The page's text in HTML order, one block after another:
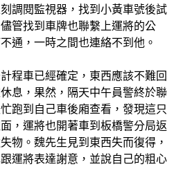
調閱監視器，找到小黃車號後試
管找到車牌也聯繫上運將的公
通，一時之間也連絡不到他。
程車已經確定，東西應該不難回
息，果然，隔天中午員警終於聯
跑到自己車後廂查看，發現這只
，運將也開著車到板橋警分局返
物。魏先生見到東西失而復得，
運將表達謝意，並說自己的粗心